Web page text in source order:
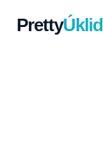
PrettyÚklid